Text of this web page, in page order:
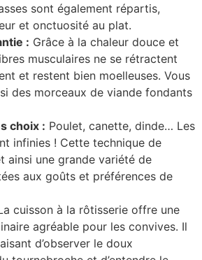
sont également répartis,
et onctuosité au plat.
: Grâce à la chaleur douce et
musculaires ne se rétractent
et restent bien moelleuses. Vous
des morceaux de viande fondants
choix : Poulet, canette, dinde… Les
infinies ! Cette technique de
ainsi une grande variété de
aux goûts et préférences de
cuisson à la rôtisserie offre une
agréable pour les convives. Il
d’observer le doux